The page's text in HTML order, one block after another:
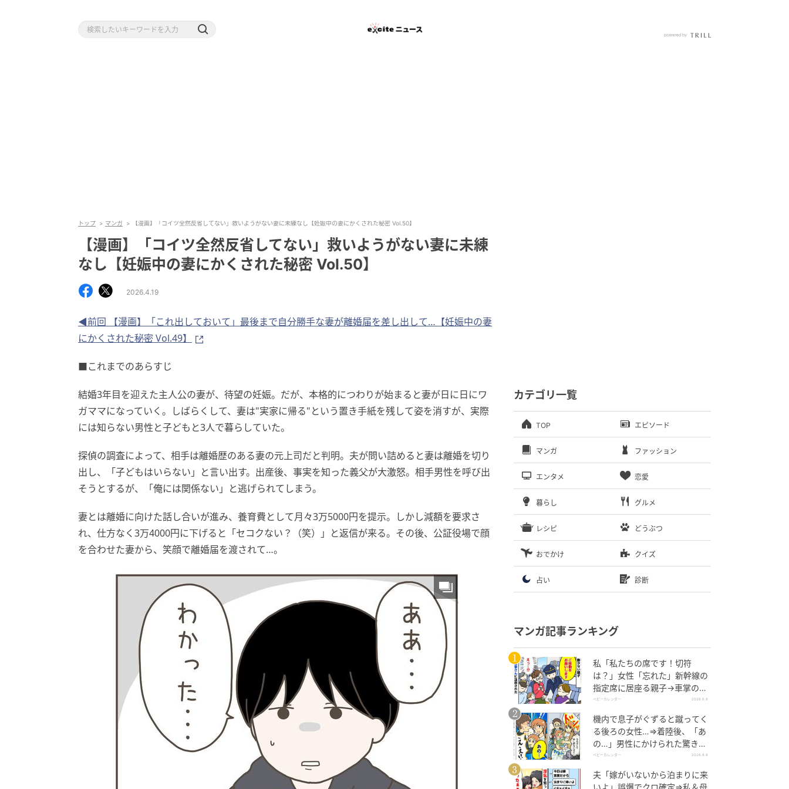
トップ マンガ 【漫画】「コイツ全然反省してない」救いようがない妻に未練なし【妊娠中の妻にかくされた秘密 Vol.50】
【漫画】「コイツ全然反省してない」救いようがない妻に未練
なし【妊娠中の妻にかくされた秘密 Vol.50】
2026.4.19
◀前回 【漫画】「これ出しておいて」最後まで自分勝手な妻が離婚届を差し出して…【妊娠中の妻
にかくされた秘密 Vol.49】
■これまでのあらすじ
結婚3年目を迎えた主人公の妻が、待望の妊娠。だが、本格的につわりが始まると妻が日に日にワ
ガママになっていく。しばらくして、妻は"実家に帰る"という置き手紙を残して姿を消すが、実際
には知らない男性と子どもと3人で暮らしていた。
探偵の調査によって、相手は離婚歴のある妻の元上司だと判明。夫が問い詰めると妻は離婚を切り
出し、「子どもはいらない」と言い出す。出産後、事実を知った義父が大激怒。相手男性を呼び出
そうとするが、「俺には関係ない」と逃げられてしまう。
妻とは離婚に向けた話し合いが進み、養育費として月々3万5000円を提示。しかし減額を要求さ
れ、仕方なく3万4000円に下げると「セコクない？（笑）」と返信が来る。その後、公証役場で顔
を合わせた妻から、笑顔で離婚届を渡されて…。
カテゴリ一覧
TOP エピソード
マンガ ファッション
エンタメ 恋愛
暮らし グルメ
レシピ どうぶつ
おでかけ クイズ
占い 診断
マンガ記事ランキング
私「私たちの席です！切符
は？」女性「忘れた」新幹線の
指定席に居座る親子→車掌の注
意に移動…直後、ゾッとする発
ベビーカレンダー 2026.8.8
機内で息子がぐずると蹴ってく
る後ろの女性…⇒着陸後、「あ
の…」男性にかけられた驚きの
言葉とは
ベビーカレンダー 2026.8.8
夫「嫁がいないから泊まりに来
いよ」誤爆でクロ確定⇒私＆母